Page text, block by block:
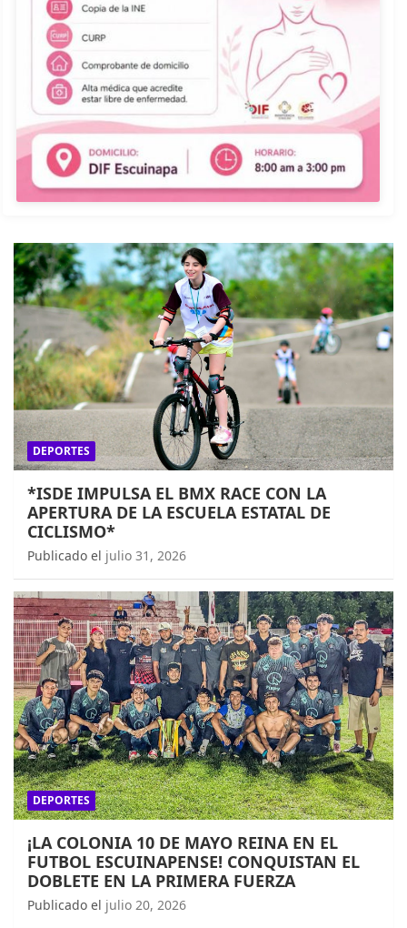
DEPORTES
*ISDE IMPULSA EL BMX RACE CON LA
APERTURA DE LA ESCUELA ESTATAL DE
CICLISMO*
Publicado el julio 31, 2026
DEPORTES
¡LA COLONIA 10 DE MAYO REINA EN EL
FUTBOL ESCUINAPENSE! CONQUISTAN EL
DOBLETE EN LA PRIMERA FUERZA
Publicado el julio 20, 2026